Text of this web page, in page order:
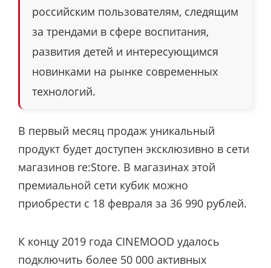
российским пользователям, следящим
за трендами в сфере воспитания,
развития детей и интересующимся
новинками на рынке современных
технологий.
В первый месяц продаж уникальный
продукт будет доступен эксклюзивно в сети
магазинов re:Store. В магазинах этой
премиальной сети кубик можно
приобрести с 18 февраля за 36 990 рублей.
К концу 2019 года CINEMOOD удалось
подключить более 50 000 активных